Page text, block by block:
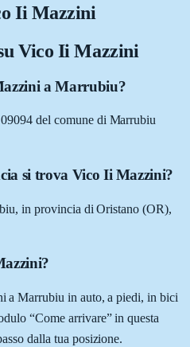
Ii Mazzini
Vico Ii Mazzini
a Marrubiu?
del comune di Marrubiu
si trova Vico Ii Mazzini?
in provincia di Oristano (OR),
a Marrubiu in auto, a piedi, in bici
“Come arrivare” in questa
dalla tua posizione.